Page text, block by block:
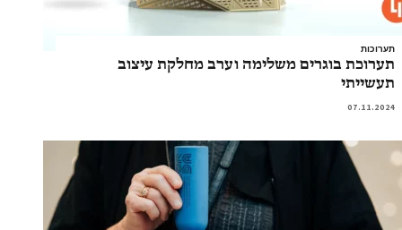
תערוכות
תערוכת בוגרים משלימה וערב מחלקת עיצוב
תעשייתי
07.11.2024